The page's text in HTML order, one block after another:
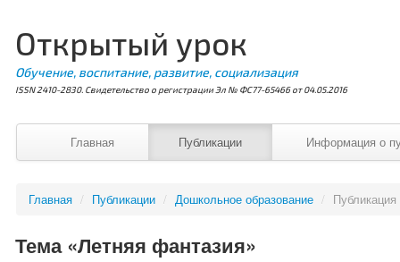
Открытый урок
Обучение, воспитание, развитие, социализация
ISSN 2410-2830. Свидетельство о регистрации Эл № ФС77-65466 от 04.05.2016
Главная Публикации Информация о
Главная / Публикации / Дошкольное образование /
Тема «Летняя фантазия»